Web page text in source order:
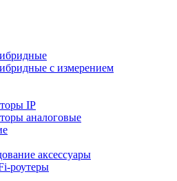
c измерением
IP
аналоговые
аксессуары
роутеры